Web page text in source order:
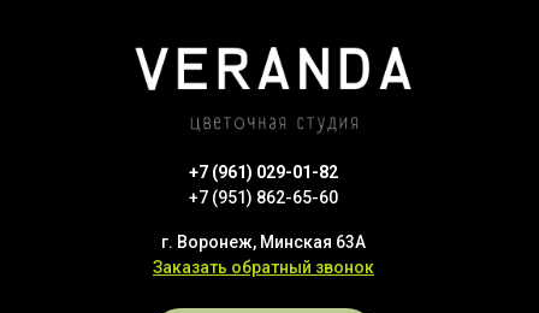
+7 (961) 029-01-82
+7 (951) 862-65-60
г. Воронеж, Минская 63А
Заказать обратный звонок